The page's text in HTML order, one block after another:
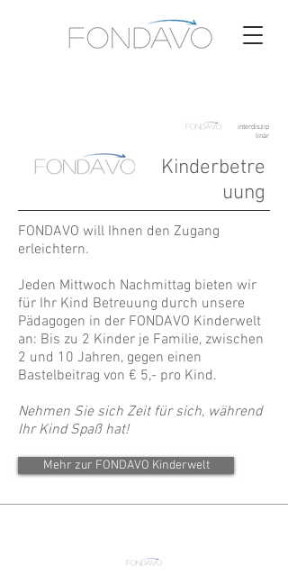
interdiszip
linär
Kinderbetre
uung
FONDAVO will Ihnen den Zugang
erleichtern.
Jeden Mittwoch Nachmittag bieten wir
für Ihr Kind Betreuung durch unsere
Pädagogen in der FONDAVO Kinderwelt
an: Bis zu 2 Kinder je Familie, zwischen
2 und 10 Jahren, gegen einen
Bastelbeitrag von € 5,- pro Kind.
Nehmen Sie sich Zeit für sich, während
Ihr Kind Spaß hat!
Mehr zur FONDAVO Kinderwelt